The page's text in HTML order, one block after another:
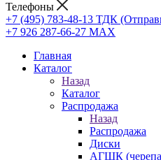
Телефоны
+7 (495) 783-48-13 ТДК
+7 926 287-66-27 МАХ
Главная
Каталог
Назад
Каталог
Распродажа
Назад
Распродажа
Диски
АГШК